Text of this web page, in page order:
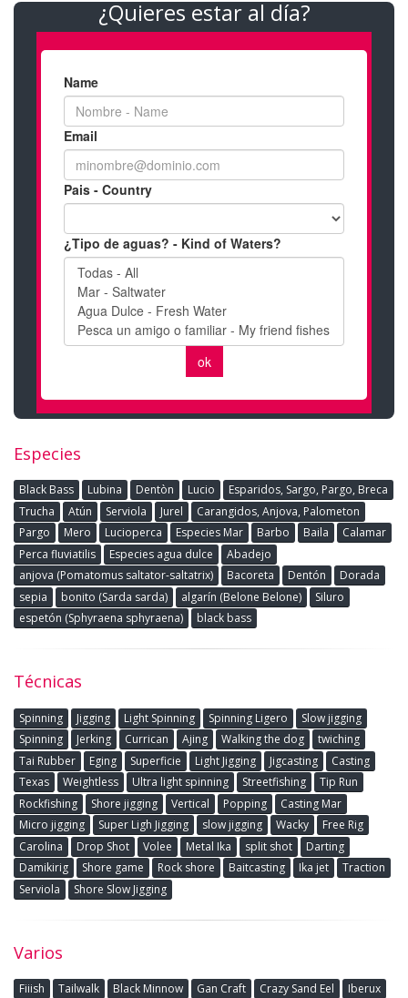
¿Quieres estar al día?
Especies
Black Bass Lubina Dentòn Lucio
Esparidos, Sargo, Pargo, Breca
Trucha
Atún Serviola Jurel
Carangidos, Anjova, Palometon
Pargo
Mero Lucioperca Especies Mar Barbo Baila
Calamar
Perca fluviatilis
Especies agua dulce
Abadejo
anjova (Pomatomus saltator-saltatrix)
Bacoreta Dentón
Dorada
sepia
bonito (Sarda sarda) algarín (Belone Belone)
Siluro
espetón (Sphyraena sphyraena)
black bass
Técnicas
Spinning Jigging Light Spinning Spinning Ligero
Slow jigging
Spinning
Jerking Currican Ajing Walking the dog
twiching
Tai Rubber
Eging Superficie Light Jigging Jigcasting
Casting
Texas
Weightless Ultra light spinning Streetfishing
Tip Run
Rockfishing
Shore jigging Vertical Popping
Casting Mar
Micro jigging
Super Ligh Jigging slow jigging Wacky
Free Rig
Carolina
Drop Shot Volee Metal Ika split shot
Darting
Damikirig
Shore game Rock shore Baitcasting Ika jet
Traction
Serviola
Shore Slow Jigging
Varios
Fiiish Tailwalk Black Minnow Gan Craft Crazy Sand Eel
Iberux